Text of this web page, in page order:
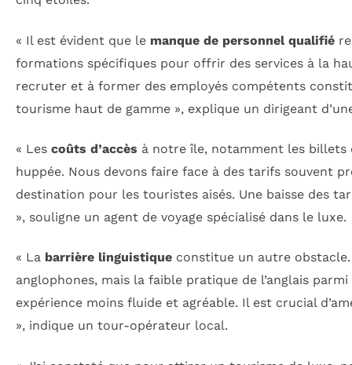
« Il est évident que le manque de personnel qualifié
formations spécifiques pour offrir des services à la
recruter et à former des employés compétents
tourisme haut de gamme », explique un dirigeant
« Les coûts d’accès à notre île, notamment les billets
huppée. Nous devons faire face à des tarifs souvent
destination pour les touristes aisés. Une baisse des
», souligne un agent de voyage spécialisé dans le luxe.
« La barrière linguistique constitue un autre
anglophones, mais la faible pratique de l’anglais
expérience moins fluide et agréable. Il est crucial
», indique un tour-opérateur local.